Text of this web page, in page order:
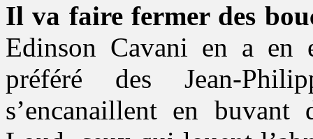
Il va faire fermer des
Edinson Cavani en a en
préféré des Jean-
s’encanaillent en